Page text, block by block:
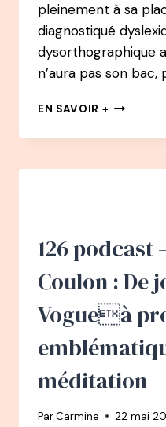
pleinement à sa
diagnostiqué
dysorthographique
n’aura pas son
EN SAVOIR + 127
–
PERON
KUNG
FU…
EN
SANS
–
126 podcast
Coulon : De
Vogueà
méditation
ParCarmine 22 mai